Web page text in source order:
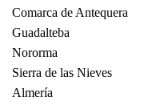
Comarca de Antequera
Guadalteba
Nororma
Sierra de las Nieves
Almería